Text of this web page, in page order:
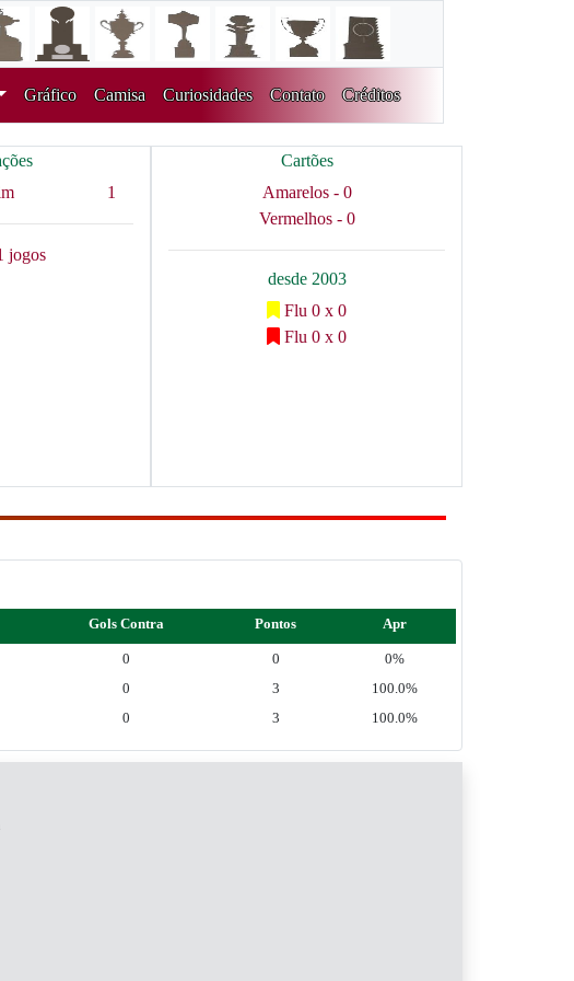
Gráfico Camisa Curiosidades Contato Créditos
1
jogos
Cartões
Amarelos - 0
Vermelhos - 0
desde 2003
Flu 0 x 0
Flu 0 x 0
Gols Contra Pontos Apr
0 0
0%
0 3
100.0%
0 3 100.0%